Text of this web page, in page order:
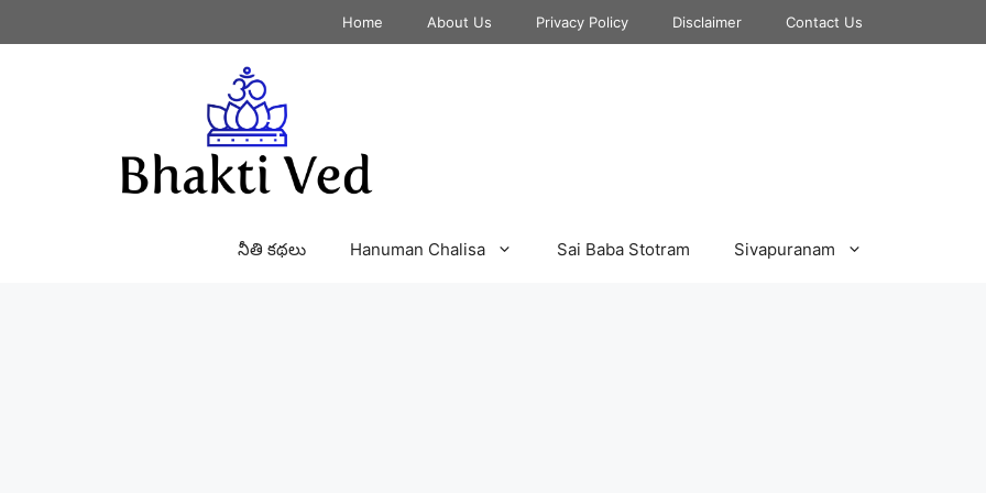
Home About Us Privacy Policy Disclaimer Contact Us
నీతి కథలు Hanuman Chalisa Sai Baba Stotram Sivapuranam